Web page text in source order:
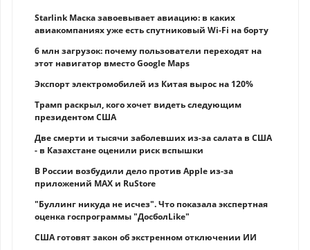
Starlink Маска завоевывает авиацию: в каких
авиакомпаниях уже есть спутниковый Wi-Fi на борту
6 млн загрузок: почему пользователи переходят на
этот навигатор вместо Google Maps
Экспорт электромобилей из Китая вырос на 120%
Трамп раскрыл, кого хочет видеть следующим
президентом США
Две смерти и тысячи заболевших из-за салата в США
- в Казахстане оценили риск вспышки
В России возбудили дело против Apple из-за
приложений MAX и RuStore
"Буллинг никуда не исчез". Что показала экспертная
оценка госпрограммы "ДосболLike"
США готовят закон об экстренном отключении ИИ